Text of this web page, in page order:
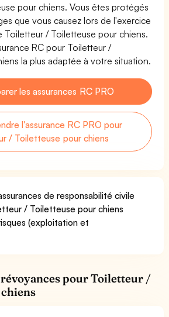
pour chiens. Vous êtes protégés
que vous causez lors de l'exercice
Toiletteur / Toiletteuse pour chiens.
RC pour Toiletteur /
la plus adaptée à votre situation.
les assurances RC PRO
l'assurance RC PRO pour
/ Toiletteuse pour chiens
de responsabilité civile
/ Toiletteuse pour chiens
(exploitation et
pour Toiletteur /